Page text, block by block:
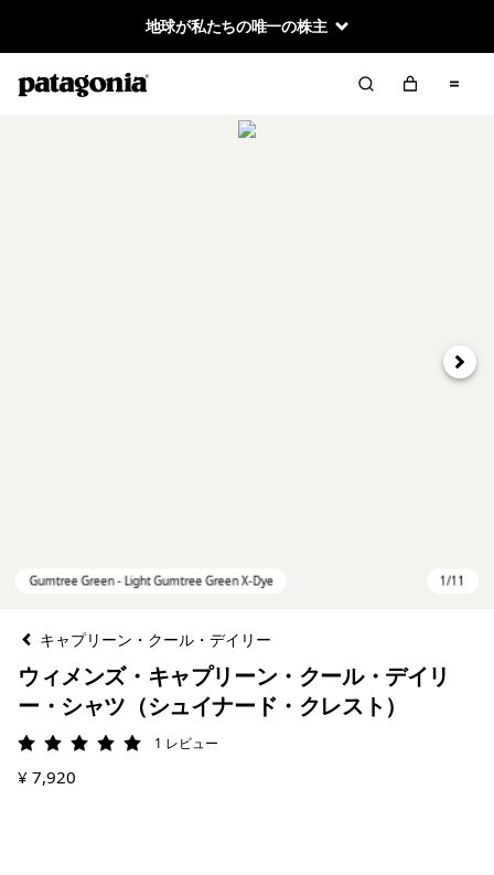
地球が私たちの唯一の株主
次へ
キャプリーン・クール・デイリー
ウィメンズ・キャプリーン・クール・デイリ
ー・シャツ（シュイナード・クレスト）
評価: 5 / 5 1 レビュー
¥ 7,920